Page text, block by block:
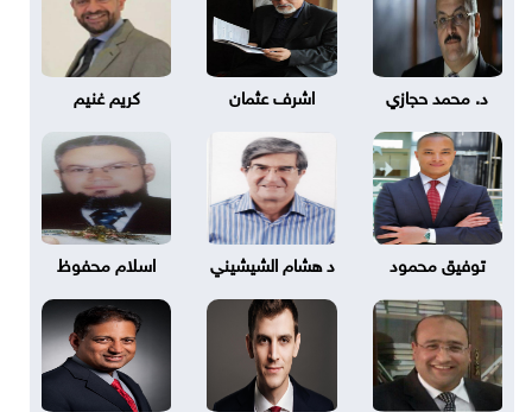
د. محمد حجازي اشرف عثمان كريم غنيم
توفيق محمود د هشام الشيشيني اسلام محفوظ